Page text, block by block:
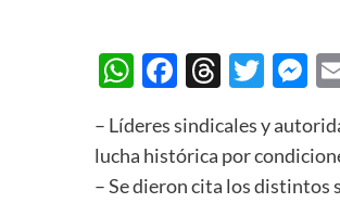
WhatsApp
Facebook
– Líderes sindicales y
lucha histórica por
– Se dieron cita los distintos